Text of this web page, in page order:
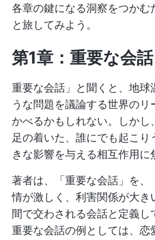
各章の鍵になる洞察をつかむ
と旅してみよう。
第1章：重要な会
重要な会話」と聞くと、地球
うな問題を議論する世界の
かべるかもしれない。しかし
足の着いた、誰にでも起こ
きな影響を与える相互作用に
著者は、「重要な会話」を、
情が激しく、利害関係が大
間で交わされる会話と定義し
重要な会話の例としては、恋